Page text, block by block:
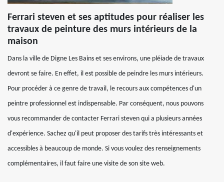
Ferrari steven et ses aptitudes pour réaliser les
travaux de peinture des murs intérieurs de la
maison
Dans la ville de Digne Les Bains et ses environs, une pléiade de travaux
devront se faire. En effet, il est possible de peindre les murs intérieurs.
Pour procéder à ce genre de travail, le recours aux compétences d'un
peintre professionnel est indispensable. Par conséquent, nous pouvons
vous recommander de contacter Ferrari steven qui a plusieurs années
d'expérience. Sachez qu'il peut proposer des tarifs très intéressants et
accessibles à beaucoup de monde. Si vous voulez des renseignements
complémentaires, il faut faire une visite de son site web.